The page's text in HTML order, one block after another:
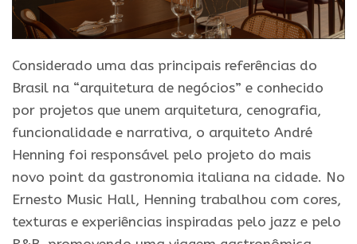
Considerado uma das principais referências do
Brasil na “arquitetura de negócios” e conhecido
por projetos que unem arquitetura, cenografia,
funcionalidade e narrativa, o arquiteto André
Henning foi responsável pelo projeto do mais
novo point da gastronomia italiana na cidade. No
Ernesto Music Hall, Henning trabalhou com cores,
texturas e experiências inspiradas pelo jazz e pelo